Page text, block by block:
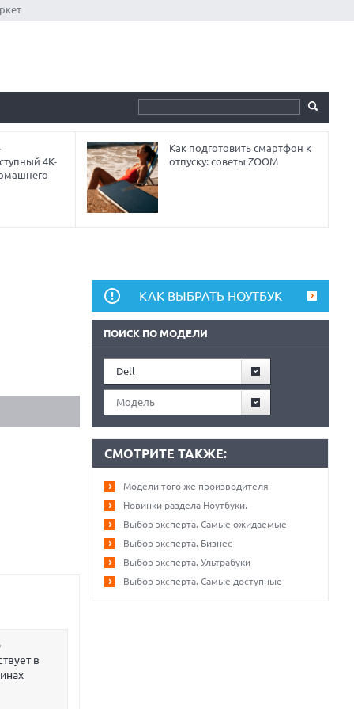
4K-
Как подготовить смартфон к
отпуску: советы ZOOM
в
КАК ВЫБРАТЬ НОУТБУК
ПОИСК ПО МОДЕЛИ
Dell
Модель
СМОТРИТЕ ТАКЖЕ:
Модели того же производителя
Новинки раздела Ноутбуки.
Выбор эксперта. Самые ожидаемые
Выбор эксперта. Бизнес
Выбор эксперта. Ультрабуки
Выбор эксперта. Самые доступные